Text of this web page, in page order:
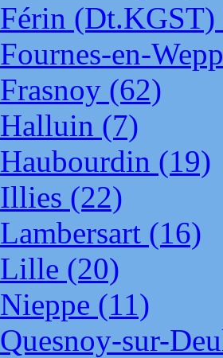
Férin (Dt.KGST)
Fournes-en-
Frasnoy (62)
Halluin (7)
Haubourdin (19)
Illies (22)
Lambersart (16)
Lille (20)
Nieppe (11)
Quesnoy-sur-